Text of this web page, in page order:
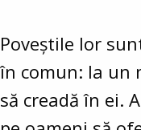
Poveștile lor
în comun: la un
să creadă în ei.